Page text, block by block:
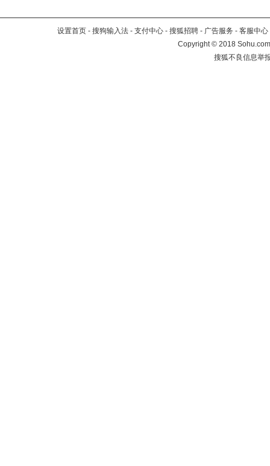
设置首页 - 搜狗输入法 - 支付中心 - 搜狐招聘 - 广告服务 - 客服中心
Copyright©2018
搜狐不良信息举